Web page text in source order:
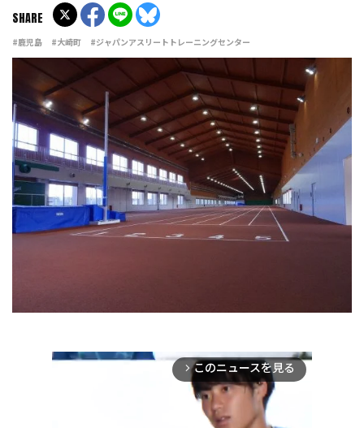
#鹿児島 #大崎町 #ジャパンアスリートトレーニングセンター
SHARE
arrow_forward_ios このニュースを見る